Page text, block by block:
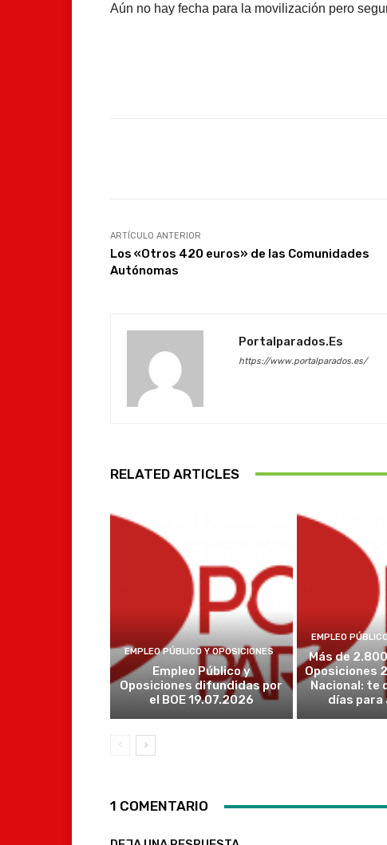
Aún no hay fecha para la movilización pero
ARTÍCULO ANTERIOR
Los «Otros 420 euros» de las Comunidades
Autónomas
Portalparados.es
https://www.portalparados.es/
RELATED ARTICLES
EMPLEO PÚBLICO Y OPOSICIONES
Empleo Público y
Oposiciones difundidas por
el BOE 19.07.2026
EMPLEO
Más de
Oposiciones
Nacional: te
días
1 COMENTARIO